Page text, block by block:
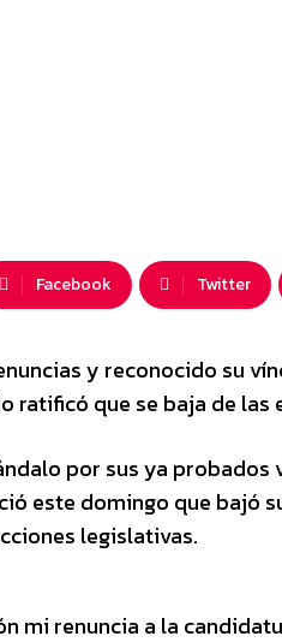
Facebook Twitter
y reconocido su
ratificó que se baja de las
por sus ya
este domingo que bajó
legislativas.
mi renuncia a la